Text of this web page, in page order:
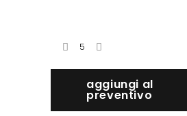
aggiungi al
preventivo